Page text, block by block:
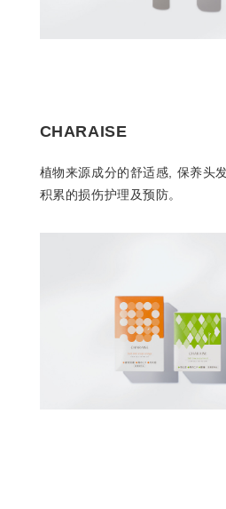
CHARAISE
植物来源成分的舒适感, 保养头
积累的损伤护理及预防。